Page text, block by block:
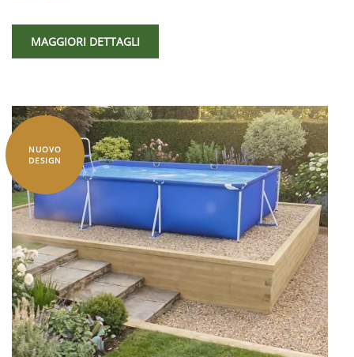
MAGGIORI DETTAGLI
NUOVO
DESIGN